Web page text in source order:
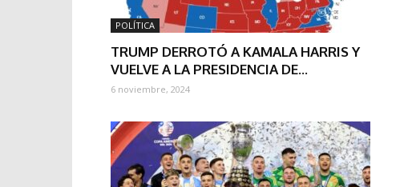
POLÍTICA
TRUMP DERROTÓ A KAMALA HARRIS Y
VUELVE A LA PRESIDENCIA DE...
6 noviembre, 2024